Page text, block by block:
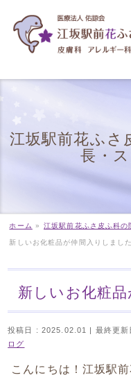
江坂駅前花ふさ
長・
ホーム » 江坂駅前花ふさ皮ふ科の
新しいお化粧品が仲間入りしました
新しいお化粧品
投稿日 : 2025.02.01 最終更
ログ
こんにちは！江坂駅